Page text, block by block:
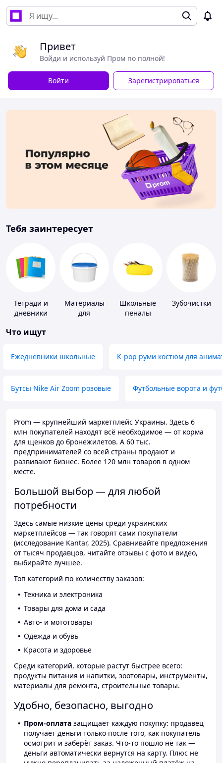
Привет
Войди и используй Пром по полной!
Войти Зарегистрироваться
Тебя заинтересует
Тетради и
дневники
Материалы
для
Школьные
пеналы
Зубочистки
Что ищут
Ежедневники школьные K-pop руми костюм для
Бутсы Nike Air Zoom розовые Футбольные ворота и
Prom — крупнейший маркетплейс Украины. Здесь 6
млн покупателей находят всё необходимое — от корма
для щенков до бронежилетов. А 60 тыс.
предпринимателей со всей страны продают и
развивают бизнес. Более 120 млн товаров в одном
месте.
Большой выбор — для любой
потребности
Здесь самые низкие цены среди украинских
маркетплейсов — так говорят сами покупатели
(исследование Kantar, 2025). Сравнивайте предложения
от тысяч продавцов, читайте отзывы с фото и видео,
выбирайте лучшее.
Топ категорий по количеству заказов:
Техника и электроника
Товары для дома и сада
Авто- и мототовары
Одежда и обувь
Красота и здоровье
Среди категорий, которые растут быстрее всего:
продукты питания и напитки, зоотовары, инструменты,
материалы для ремонта, строительные товары.
Удобно, безопасно, выгодно
Пром-оплата защищает каждую покупку: продавец
получает деньги только после того, как покупатель
осмотрит и заберёт заказ. Что-то пошло не так —
деньги автоматически вернутся на карту. Плюс не